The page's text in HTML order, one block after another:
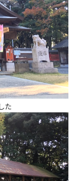
た